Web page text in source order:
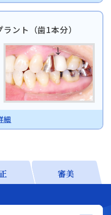
本歯科静岡
054-252-8148
火水金土 10:00〜13:30 /
〜18:00
日本歯科名古屋
052-433-2050
〜18:00
054-252-8148
水木金 10:00〜13:30 /
歯科静岡
歯科名古屋
科
ント（歯1本分）
細
審美